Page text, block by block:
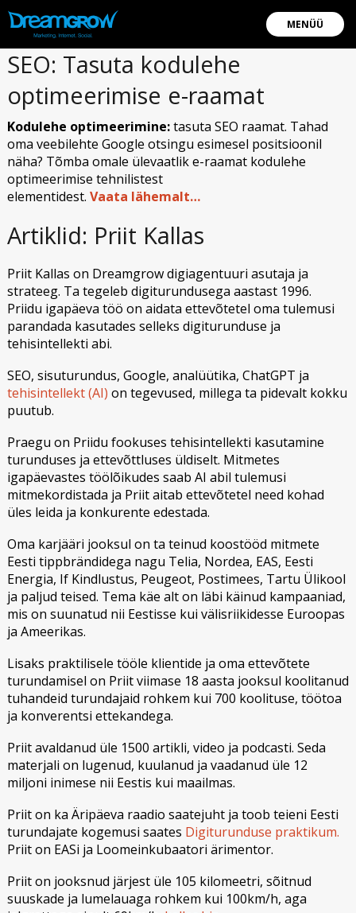
MENÜÜ
SEO: Tasuta kodulehe
optimeerimise e-raamat
Kodulehe optimeerimine:tasuta SEO raamat. Tahad
oma veebilehte Google otsingu esimesel positsioonil
näha? Tõmba omale ülevaatlik e-raamat kodulehe
optimeerimise tehnilistest
elementidest. Vaata lähemalt…
Artiklid: Priit Kallas
Priit Kallas on Dreamgrow digiagentuuri asutaja ja
strateeg. Ta tegeleb digiturundusega aastast 1996.
Priidu igapäeva töö on aidata ettevõtetel oma tulemusi
parandada kasutades selleks digiturunduse ja
tehisintellekti abi.
SEO, sisuturundus, Google, analüütika, ChatGPT ja
tehisintellekt (AI) on tegevused, millega ta pidevalt kokku
puutub.
Praegu on Priidu fookuses tehisintellekti kasutamine
turunduses ja ettevõttluses üldiselt. Mitmetes
igapäevastes töölõikudes saab AI abil tulemusi
mitmekordistada ja Priit aitab ettevõtetel need kohad
üles leida ja konkurente edestada.
Oma karjääri jooksul on ta teinud koostööd mitmete
Eesti tippbrändidega nagu Telia, Nordea, EAS, Eesti
Energia, If Kindlustus, Peugeot, Postimees, Tartu Ülikool
ja paljud teised. Tema käe alt on läbi käinud kampaaniad,
mis on suunatud nii Eestisse kui välisriikidesse Euroopas
ja Ameerikas.
Lisaks praktilisele tööle klientide ja oma ettevõtete
turundamisel on Priit viimase 18 aasta jooksul koolitanud
tuhandeid turundajaid rohkem kui 700 koolituse, töötoa
ja konverentsi ettekandega.
Priit avaldanud üle 1500 artikli, video ja podcasti. Seda
materjali on lugenud, kuulanud ja vaadanud üle 12
miljoni inimese nii Eestis kui maailmas.
Priit on ka Äripäeva raadio saatejuht ja toob teieni Eesti
turundajate kogemusi saates Digiturunduse praktikum.
Priit on EASi ja Loomeinkubaatori ärimentor.
Priit on jooksnud järjest üle 105 kilomeetri, sõitnud
suuskade ja lumelauaga rohkem kui 100km/h, aga